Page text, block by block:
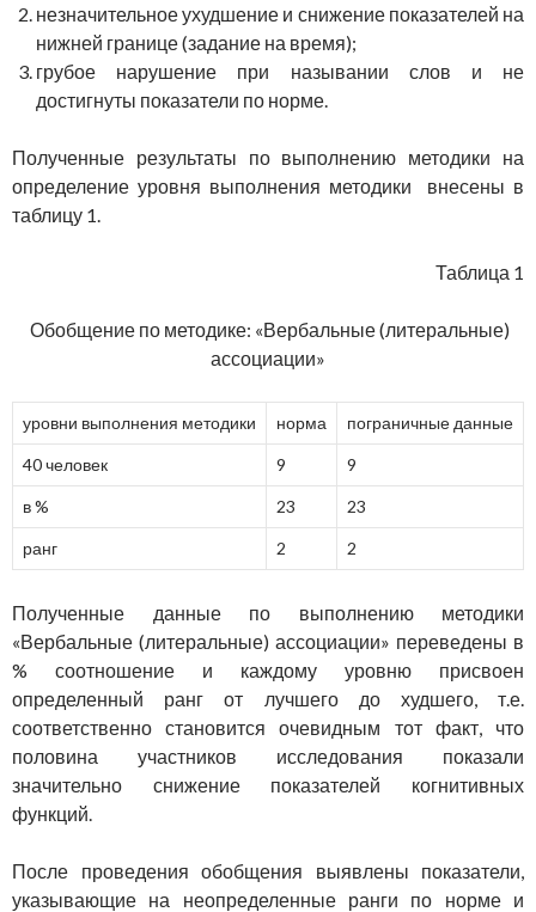
незначительное ухудшение и снижение показателей на
нижней границе (задание на время);
грубое нарушение при назывании слов и не
достигнуты показатели по норме.
Полученные результаты по выполнению методики на
определение уровня выполнения методики внесены в
таблицу 1.
Таблица 1
Обобщение по методике: «Вербальные (литеральные)
ассоциации»
уровни выполнения методики норма пограничные данные
40 человек 9 9
в % 23 23
ранг 2 2
Полученные данные по выполнению методики
«Вербальные (литеральные) ассоциации» переведены в
% соотношение и каждому уровню присвоен
определенный ранг от лучшего до худшего, т.е.
соответственно становится очевидным тот факт, что
половина участников исследования показали
значительно снижение показателей когнитивных
функций.
После проведения обобщения выявлены показатели,
указывающие на неопределенные ранги по норме и